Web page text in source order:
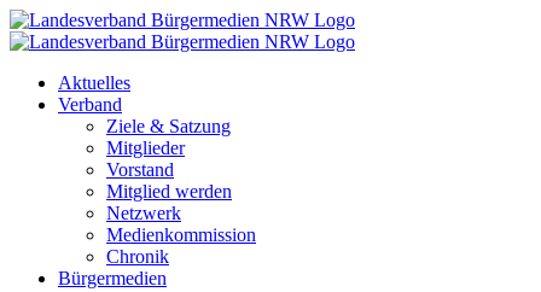
Zum
Inhalt
Aktuelles
Verband
Ziele & Satzung
Mitglieder
Vorstand
Mitglied werden
Netzwerk
Medienkommission
Chronik
Bürgermedien